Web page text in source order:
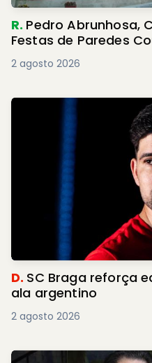
R. Pedro Abrunhosa,
Festas de Paredes
2 agosto 2026
D. SC Braga reforça
ala argentino
2 agosto 2026